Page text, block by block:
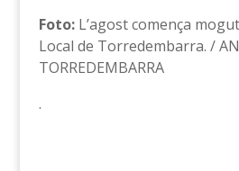
Foto:L’agost comença
Local de Torredembarra. /
TORREDEMBARRA
.